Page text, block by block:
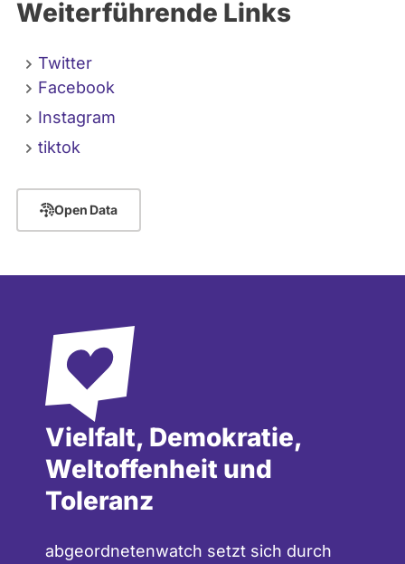
Weiterführende Links
Twitter
Facebook
Instagram
tiktok
Open Data
Vielfalt, Demokratie,
Weltoffenheit und
Toleranz
abgeordnetenwatch setzt sich durch